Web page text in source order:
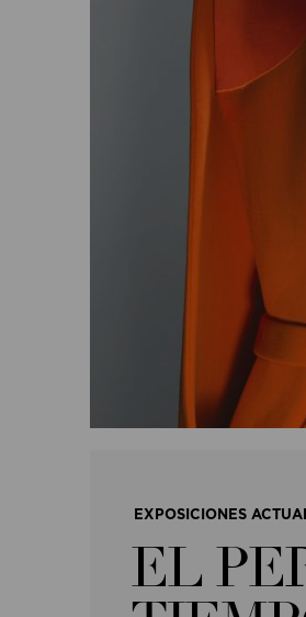
EXPOSICIONES
EL